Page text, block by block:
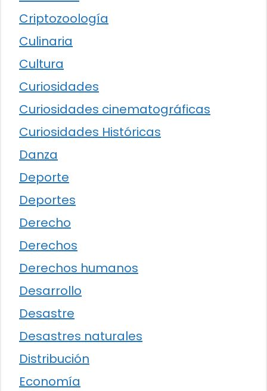
Criptozoología
Culinaria
Cultura
Curiosidades
Curiosidades cinematográficas
Curiosidades Históricas
Danza
Deporte
Deportes
Derecho
Derechos
Derechos humanos
Desarrollo
Desastre
Desastres naturales
Distribución
Economía